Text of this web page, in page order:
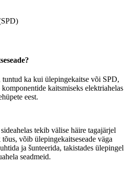
tuntud ka kui ülepingekaitse või SPD,
kaitsmiseks elektriahelas
eest.
tekib välise häire tagajärjel
võib ülepingekaitseseade väga
ja šunteerida, takistades ülepingel
seadmeid.